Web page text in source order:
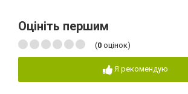
Оцініть першим
(0 оцінок)
Я рекомендую